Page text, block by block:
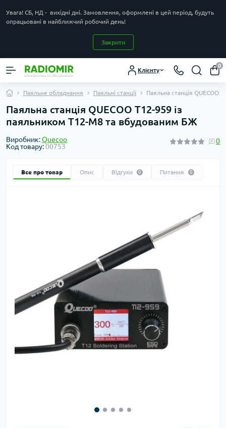
Увага! СБ, НД - вихідні дні. Замовлення, оформлені в цей період, будуть
опрацьовані в найближчий робочий день!
Закрити
Клієнту
0
Паяльне обладнання Паяльні станції Паяльна станція QUECOO
Паяльна станція QUECOO T12-959 із
паяльником T12-M8 та вбудованим БЖ
Виробник:Quecoo
Код товару:00753
0
Все про товар Опис Відгуки 0 Питання 0